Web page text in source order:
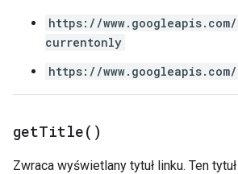
https://
currentonly
https://
getTitle( )
Zwraca wyświetlany tytuł linku. Ten